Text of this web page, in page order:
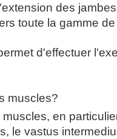
des
toute la gamme
d'effectuer
muscles?
en
le vastus